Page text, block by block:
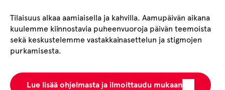
Tilaisuus alkaa aamiaisella ja kahvilla. Aamupäivän aikana
kuulemme kiinnostavia puheenvuoroja päivän teemoista
sekä keskustelemme vastakkainasettelun ja stigmojen
purkamisesta.
Lue lisää ohjelmasta ja ilmoittaudu mukaan